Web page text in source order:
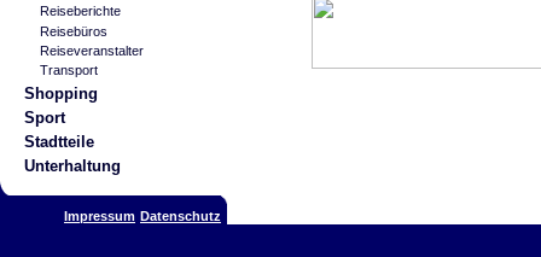
Reiseberichte
Reisebüros
Reiseveranstalter
Transport
Shopping
Sport
Stadtteile
Unterhaltung
Impressum Datenschutz